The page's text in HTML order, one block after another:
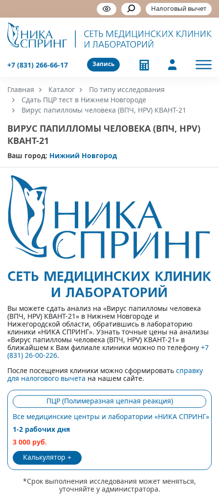
Налоговый вычет
Запись
+7 (831) 266-66-17
Главная Каталог
По типу исследования
Сдать ПЦР тест в Нижнем Новгороде
Вирус папилломы человека (ВПЧ, HPV) КВАНТ-21
ВИРУС ПАПИЛЛОМЫ ЧЕЛОВЕКА (ВПЧ, HPV)
КВАНТ-21
Ваш город: Нижний Новгород
Вы можете сдать анализ на «Вирус папилломы человека
(ВПЧ, HPV) КВАНТ-21» в Нижнем Новгороде и
Нижегородской области, обратившись в лабораторию
клиники «НИКА СПРИНГ». Узнать точные цены на анализы
«Вирус папилломы человека (ВПЧ, HPV) КВАНТ-21» в
ближайшем к Вам филиале клиники можно по телефону +7
(831) 26-00-226.
После посещения клиники можно сформировать справку
для налогового вычета на нашем сайте.
ПЦР (Полимеразная цепная реакция)
Все медицинские центры и лаборатории «НИКА СПРИНГ»
1-2 рабочих дня
3 000 руб.
Калькулятор
*Срок выполнения исследования может меняться,
уточняйте у администратора.